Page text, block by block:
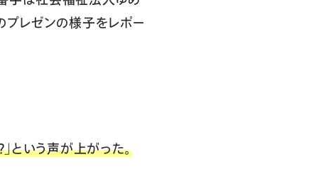
プレゼンの様子をレポー
という声が上がった。